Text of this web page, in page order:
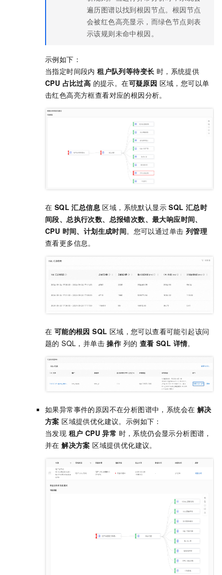
遍历图谱以找到根因节点。根因节点
会被红色高亮显示，而绿色节点则表
示该规则未命中根因。
示例如下：
当指定时间段内租户队列等待变长 时，系统提供
CPU 占比过高 的提示。在可疑原因 区域，您可以单
击红色高亮方框查看对应的根因分析。
在 SQL 汇总信息 区域，系统默认显示SQL 汇总时
间段、总执行次数、总报错次数、最大响应时间、
CPU 时间、计划生成时间。您可以通过单击 列管理
查看更多信息。
在 可能的根因 SQL 区域，您可以查看可能引起该问
题的 SQL，并单击操作 列的 查看 SQL 详情。
如果异常事件的原因不在分析图谱中，系统会在 解决
方案 区域提供优化建议。示例如下：
当发现 租户 CPU 异常 时，系统仍会显示分析图谱，
并在解决方案 区域提供优化建议。